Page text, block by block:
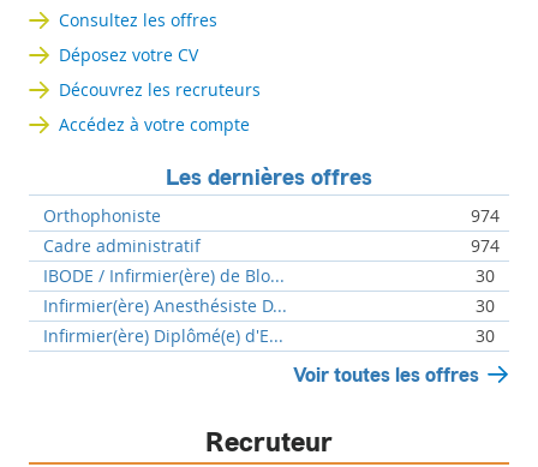
Consultez les offres
Déposez votre CV
Découvrez les recruteurs
Accédez à votre compte
Les dernières offres
Orthophoniste
974
Cadre administratif
974
IBODE / Infirmier(ère) de Blo...
30
Infirmier(ère) Anesthésiste D...
30
Infirmier(ère) Diplômé(e) d'E...
30
Voir toutes les offres
Recruteur